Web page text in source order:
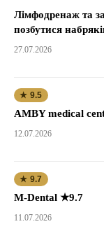
Лімфодренаж та
позбутися
27.07.2026
★ 9.5
AMBY medical
12.07.2026
★ 9.7
M-Dental ★9.7
11.07.2026